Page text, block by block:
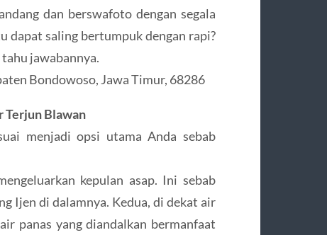
dan berswafoto dengan segala
dapat saling bertumpuk dengan rapi?
tahu jawabannya.
Bondowoso, Jawa Timur, 68286
Terjun Blawan
menjadi opsi utama Anda sebab
kepulan asap. Ini sebab
Ijen di dalamnya. Kedua, di dekat air
panas yang diandalkan bermanfaat